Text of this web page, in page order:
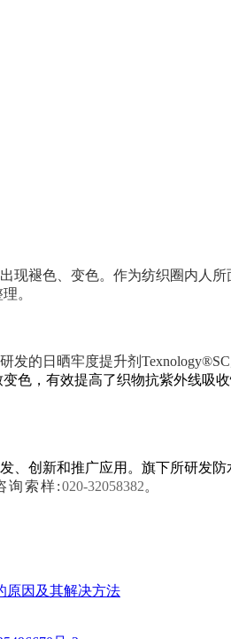
现褪色、变色。作为纺织圈内人
。
的日晒牢度提升剂
色，有效提高了织物抗紫外线吸
创新和推广应用。旗下所研发
询索样:020-32058382。
原因及其解决方法